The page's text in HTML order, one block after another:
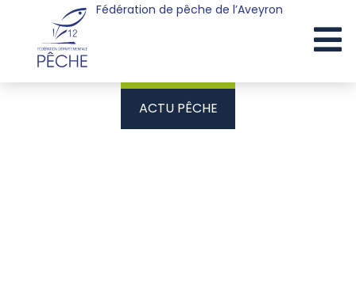
Fédération de pêche de l’Aveyron
ACTU PÊCHE
Cookies management panel